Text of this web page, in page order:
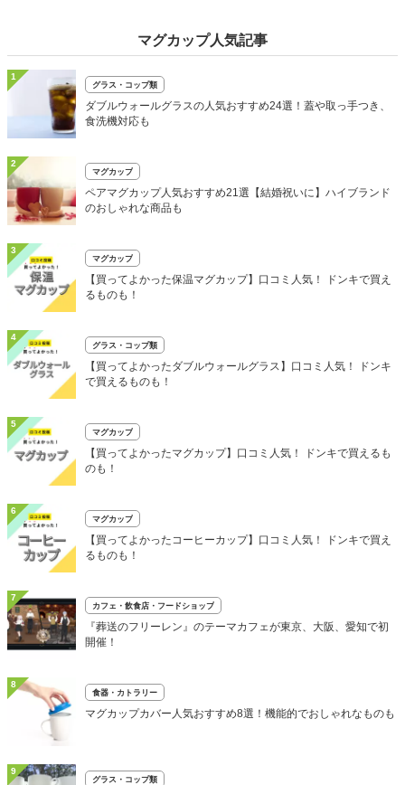
マグカップ人気記事
1
グラス・コップ類
ダブルウォールグラスの人気おすすめ24選！蓋や取っ手つき、
食洗機対応も
2
マグカップ
ペアマグカップ人気おすすめ21選【結婚祝いに】ハイブランド
のおしゃれな商品も
3
マグカップ
【買ってよかった保温マグカップ】口コミ人気！ ドンキで買え
るものも！
4
グラス・コップ類
【買ってよかったダブルウォールグラス】口コミ人気！ ドンキ
で買えるものも！
5
マグカップ
【買ってよかったマグカップ】口コミ人気！ ドンキで買えるも
のも！
6
マグカップ
【買ってよかったコーヒーカップ】口コミ人気！ ドンキで買え
るものも！
7
カフェ・飲食店・フードショップ
『葬送のフリーレン』のテーマカフェが東京、大阪、愛知で初
開催！
8
食器・カトラリー
マグカップカバー人気おすすめ8選！機能的でおしゃれなものも
9
グラス・コップ類